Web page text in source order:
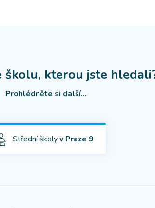
školu, kterou jste
Prohlédněte si další...
Střední školyv Praze 9